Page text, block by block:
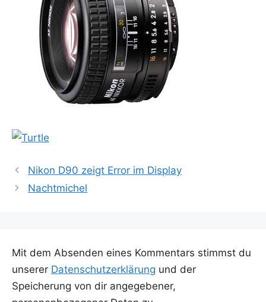
Nikon D90 zeigt Error im Display
Nachtmichel
Mit dem Absenden eines Kommentars stimmst du
unserer Datenschutzerklärung und der
Speicherung von dir angegebener,